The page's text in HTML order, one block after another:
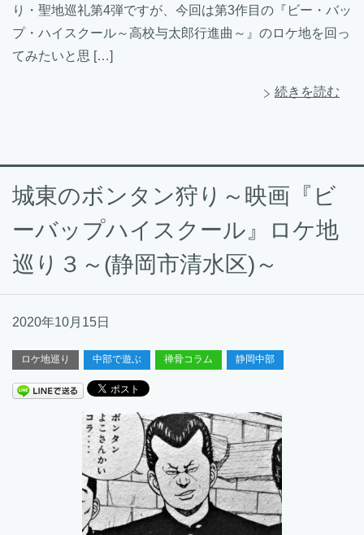
り・聖地巡礼第4弾ですが、今回は第3作目の『ビー・バッ
プ・ハイスクール～高校与太郎行進曲～』のロケ地を回っ
てみたいと思 […]
続きを読む
城東のボンタン狩り～映画『ビ
ーバップハイスクール』ロケ地
巡り３～(静岡市清水区)～
2020年10月15日
ロケ地巡り 中部で遊ぶ 禅骨コラム 静岡中部